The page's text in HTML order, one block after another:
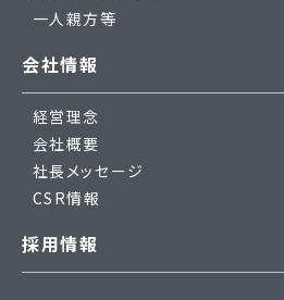
一人親方等
会社情報
経営理念
会社概要
社長メッセージ
CSR情報
採用情報